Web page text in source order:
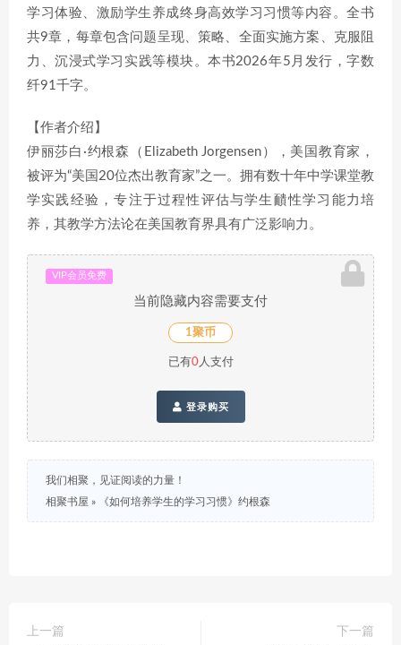
学习体验、激励学生养成终身高效学习习惯等内容。全书
共9章，每章包含问题呈现、策略、全面实施方案、克服阻
力、沉浸式学习实践等模块。本书2026年5月发行，字数
纤91千字。
【作者介绍】
伊丽莎白·约根森（Elizabeth Jorgensen），美国教育家，
被评为“美国20位杰出教育家”之一。拥有数十年中学课堂教
学实践经验，专注于过程性评估与学生靧性学习能力培
养，其教学方法论在美国教育界具有广泛影响力。
VIP会员免费
当前隐藏内容需要支付
1聚币
已有0人支付
登录购买
我们相聚，见证阅读的力量！
相聚书屋 » 《如何培养学生的学习习惯》约根森
上一篇
下一篇